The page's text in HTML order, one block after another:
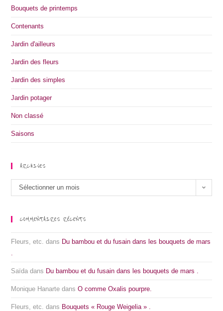
Bouquets de printemps
Contenants
Jardin d'ailleurs
Jardin des fleurs
Jardin des simples
Jardin potager
Non classé
Saisons
ARCHIVES
Archives
Sélectionner un mois
COMMENTAIRES RÉCENTS
Fleurs, etc. dans Du bambou et du fusain dans les bouquets de mars
Saïda dans Du bambou et du fusain dans les bouquets de mars .
Monique Hanarte dansO comme Oxalis pourpre.
Fleurs, etc. dans Bouquets « Rouge Weigelia » .